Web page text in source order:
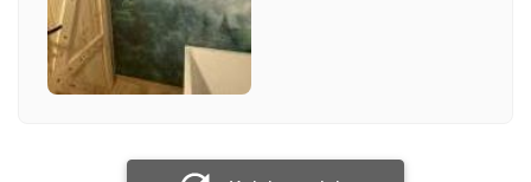
Załącz zdjęcie